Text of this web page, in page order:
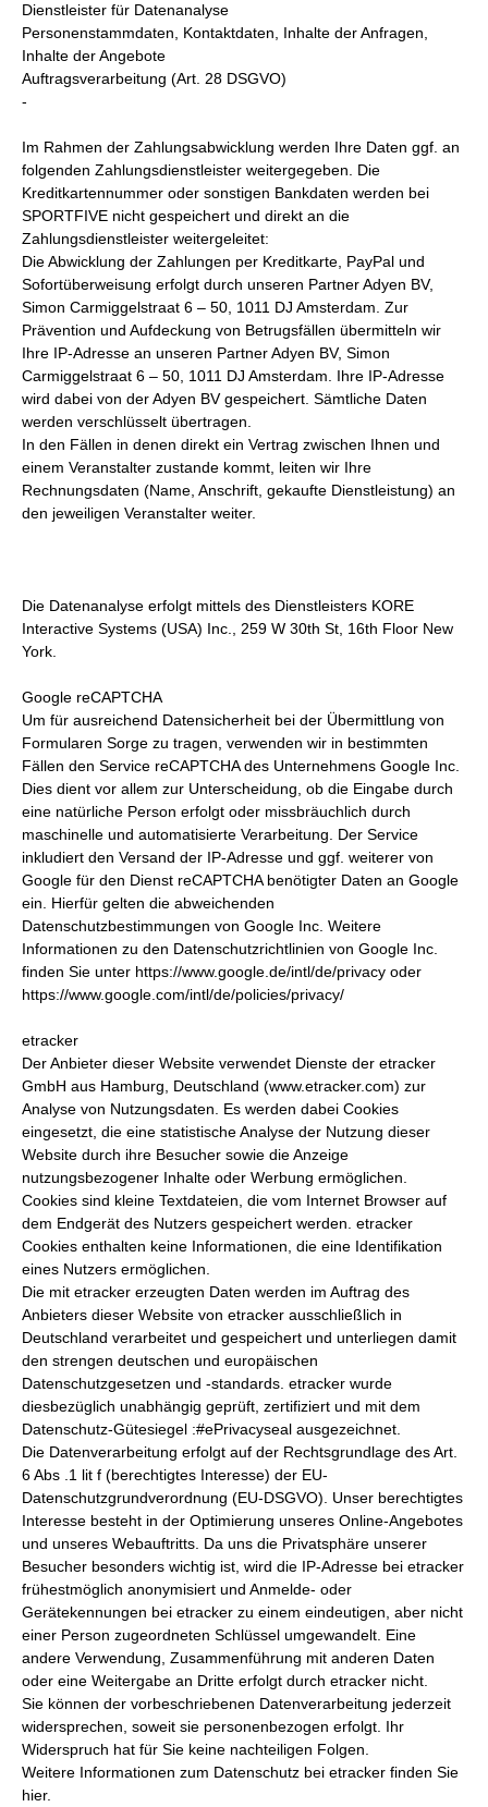
Dienstleister für Datenanalyse
Personenstammdaten, Kontaktdaten, Inhalte der Anfragen,
Inhalte der Angebote
Auftragsverarbeitung (Art. 28 DSGVO)
-
Im Rahmen der Zahlungsabwicklung werden Ihre Daten ggf. an
folgenden Zahlungsdienstleister weitergegeben. Die
Kreditkartennummer oder sonstigen Bankdaten werden bei
SPORTFIVE nicht gespeichert und direkt an die
Zahlungsdienstleister weitergeleitet:
Die Abwicklung der Zahlungen per Kreditkarte, PayPal und
Sofortüberweisung erfolgt durch unseren Partner Adyen BV,
Simon Carmiggelstraat 6 – 50, 1011 DJ Amsterdam. Zur
Prävention und Aufdeckung von Betrugsfällen übermitteln wir
Ihre IP-Adresse an unseren Partner Adyen BV, Simon
Carmiggelstraat 6 – 50, 1011 DJ Amsterdam. Ihre IP-Adresse
wird dabei von der Adyen BV gespeichert. Sämtliche Daten
werden verschlüsselt übertragen.
In den Fällen in denen direkt ein Vertrag zwischen Ihnen und
einem Veranstalter zustande kommt, leiten wir Ihre
Rechnungsdaten (Name, Anschrift, gekaufte Dienstleistung) an
den jeweiligen Veranstalter weiter.
Die Datenanalyse erfolgt mittels des Dienstleisters KORE
Interactive Systems (USA) Inc., 259 W 30th St, 16th Floor New
York.
Google reCAPTCHA
Um für ausreichend Datensicherheit bei der Übermittlung von
Formularen Sorge zu tragen, verwenden wir in bestimmten
Fällen den Service reCAPTCHA des Unternehmens Google Inc.
Dies dient vor allem zur Unterscheidung, ob die Eingabe durch
eine natürliche Person erfolgt oder missbräuchlich durch
maschinelle und automatisierte Verarbeitung. Der Service
inkludiert den Versand der IP-Adresse und ggf. weiterer von
Google für den Dienst reCAPTCHA benötigter Daten an Google
ein. Hierfür gelten die abweichenden
Datenschutzbestimmungen von Google Inc. Weitere
Informationen zu den Datenschutzrichtlinien von Google Inc.
finden Sie unter https://www.google.de/intl/de/privacy oder
https://www.google.com/intl/de/policies/privacy/
etracker
Der Anbieter dieser Website verwendet Dienste der etracker
GmbH aus Hamburg, Deutschland (www.etracker.com) zur
Analyse von Nutzungsdaten. Es werden dabei Cookies
eingesetzt, die eine statistische Analyse der Nutzung dieser
Website durch ihre Besucher sowie die Anzeige
nutzungsbezogener Inhalte oder Werbung ermöglichen.
Cookies sind kleine Textdateien, die vom Internet Browser auf
dem Endgerät des Nutzers gespeichert werden. etracker
Cookies enthalten keine Informationen, die eine Identifikation
eines Nutzers ermöglichen.
Die mit etracker erzeugten Daten werden im Auftrag des
Anbieters dieser Website von etracker ausschließlich in
Deutschland verarbeitet und gespeichert und unterliegen damit
den strengen deutschen und europäischen
Datenschutzgesetzen und -standards. etracker wurde
diesbezüglich unabhängig geprüft, zertifiziert und mit dem
Datenschutz-Gütesiegel :#ePrivacyseal ausgezeichnet.
Die Datenverarbeitung erfolgt auf der Rechtsgrundlage des Art.
6 Abs .1 lit f (berechtigtes Interesse) der EU-
Datenschutzgrundverordnung (EU-DSGVO). Unser berechtigtes
Interesse besteht in der Optimierung unseres Online-Angebotes
und unseres Webauftritts. Da uns die Privatsphäre unserer
Besucher besonders wichtig ist, wird die IP-Adresse bei etracker
frühestmöglich anonymisiert und Anmelde- oder
Gerätekennungen bei etracker zu einem eindeutigen, aber nicht
einer Person zugeordneten Schlüssel umgewandelt. Eine
andere Verwendung, Zusammenführung mit anderen Daten
oder eine Weitergabe an Dritte erfolgt durch etracker nicht.
Sie können der vorbeschriebenen Datenverarbeitung jederzeit
widersprechen, soweit sie personenbezogen erfolgt. Ihr
Widerspruch hat für Sie keine nachteiligen Folgen.
Weitere Informationen zum Datenschutz bei etracker finden Sie
hier.